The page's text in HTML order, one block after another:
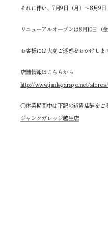
それに伴い、7月9日（月）～8月9日
リニューアルオープンは8月10日（金
お客様には大変ご迷惑をおかけしま
店舗情報はこちらから
http://www.junk-garage.net/stores/
○休業期間中は下記の近隣店舗をご
ジャンクガレッジ越生店